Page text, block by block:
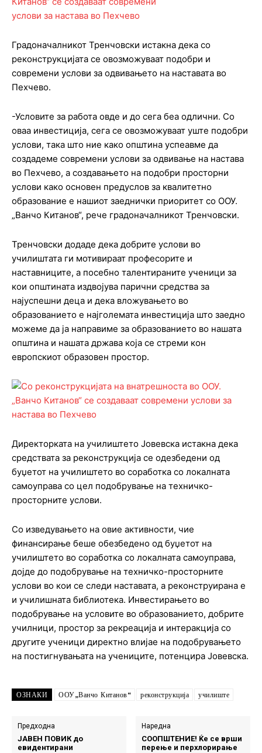
Градоначалникот Тренчовски истакна дека со
реконструкцијата се овозможуваат подобри и
современи услови за одвивањето на наставата во
Пехчево.
-Условите за работа овде и до сега беа одлични. Со
оваа инвестиција, сега се овозможуваат уште подобри
услови, така што ние како општина успеавме да
создадеме современи услови за одвивање на настава
во Пехчево, а создавањето на подобри просторни
услови како основен предуслов за квалитетно
образование е нашиот заеднички приоритет со ООУ.
„Ванчо Китанов“, рече градоначалникот Тренчовски.
Тренчовски додаде дека добрите услови во
училиштата ги мотивираат професорите и
наставниците, а посебно талентираните ученици за
кои општината издвојува парични средства за
најуспешни деца и дека вложувањето во
образованието е најголемата инвестиција што заедно
можеме да ја направиме за образованието во нашата
општина и нашата држава која се стреми кон
европскиот образовен простор.
Директорката на училиштето Јовевска истакна дека
средствата за реконструкција се одезбедени од
буџетот на училиштето во соработка со локалната
самоуправа со цел подобрување на техничко-
просторните услови.
Со изведувањето на овие активности, чие
финансирање беше обезбедено од буџетот на
училиштето во соработка со локалната самоуправа,
дојде до подобрување на техничко-просторните
услови во кои се следи наставата, а реконструирана е
и училишната библиотека. Инвестирањето во
подобрување на условите во образованието, добрите
училници, простор за рекреација и интеракција со
другите ученици директно влијае на подобрувањето
на постигнувањата на учениците, потенцира Јовевска.
ОЗНАКИ ООУ„Ванчо Китанов“ реконструкција училиште
Предходна
ЈАВЕН ПОВИК до
евидентирани
Наредна
СООПШТЕНИЕ! Ќе се врши
перење и перхлорирање